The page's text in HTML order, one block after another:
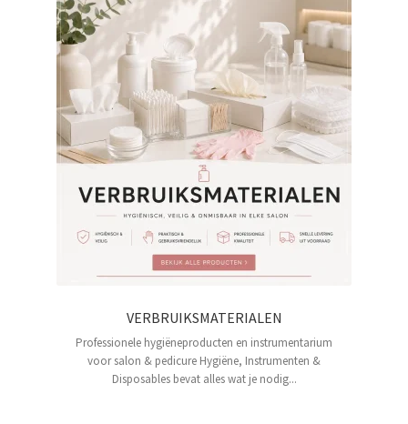
VERBRUIKSMATERIALEN
Professionele hygiëneproducten en instrumentarium
voor salon & pedicure Hygiëne, Instrumenten &
Disposables bevat alles wat je nodig...